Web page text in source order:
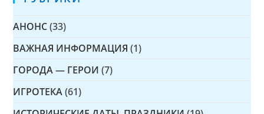
АНОНС (33)
ВАЖНАЯ ИНФОРМАЦИЯ (1)
ГОРОДА — ГЕРОИ (7)
ИГРОТЕКА (61)